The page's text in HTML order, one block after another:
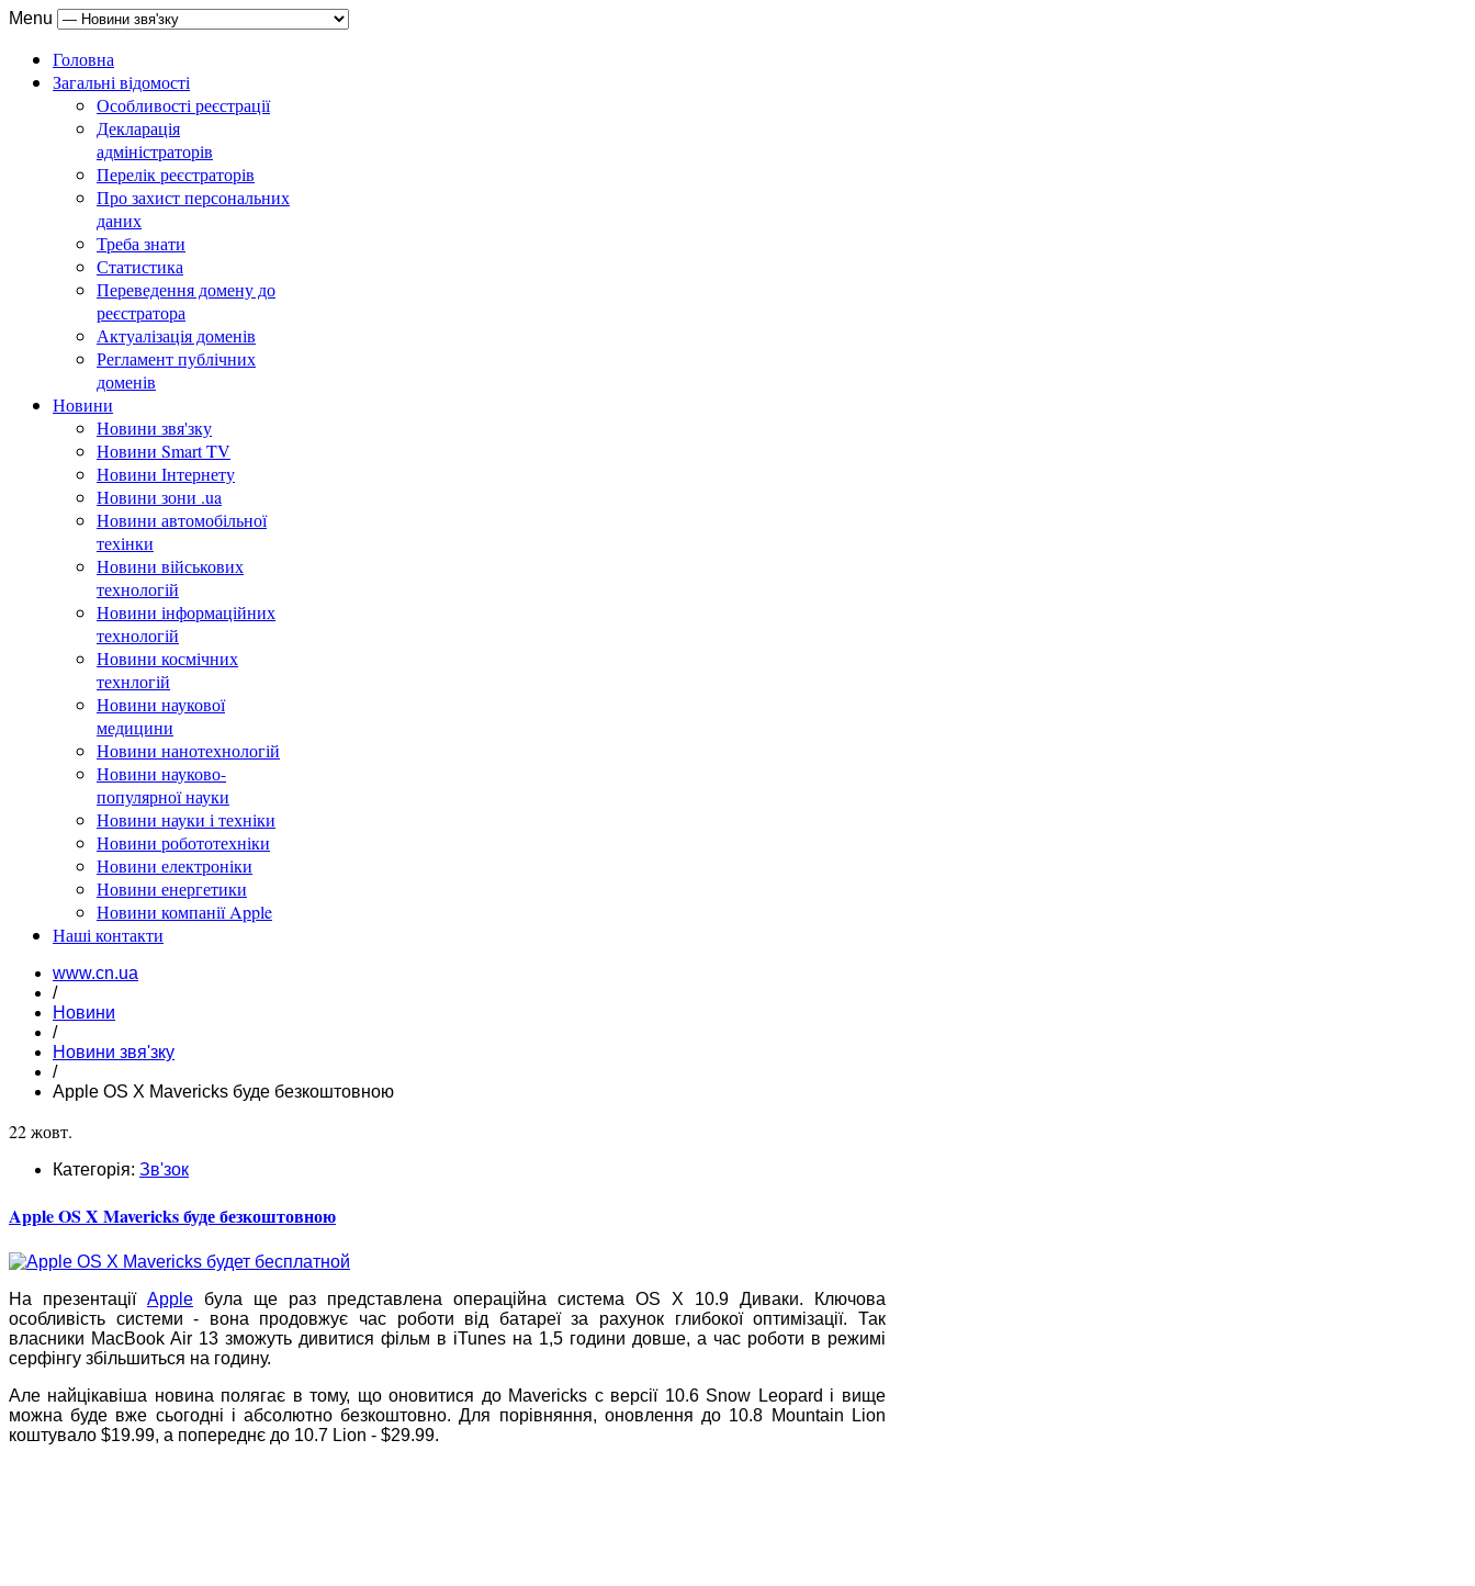
Menu
Головна
Загальні відомості
Особливості реєстрації
Декларація
адміністраторів
Перелік реєстраторів
Про захист персональних
даних
Треба знати
Статистика
Переведення домену до
реєстратора
Актуалізація доменів
Регламент публічних
доменів
Новини
Новини звя'зку
Новини Smart TV
Новини Інтернету
Новини зони .ua
Новини автомобільної
техінки
Новини військових
технологій
Новини інформаційних
технологій
Новини космічних
технлогій
Новини наукової
медицини
Новини нанотехнологій
Новини науково-
популярної науки
Новини науки і техніки
Новини робототехніки
Новини електроніки
Новини енергетики
Новини компанії Apple
Наші контакти
www.cn.ua
/
Новини
/
Новини звя'зку
/
Apple OS X Mavericks буде безкоштовною
22 жовт.
Категорія: Зв'зок
Apple OS X Mavericks буде безкоштовною
На презентації Appleбула ще раз представлена операційна система OS X 10.9 Диваки. Ключова
особливість системи - вона продовжує час роботи від батареї за рахунок глибокої оптимізації. Так
власники MacBook Air 13 зможуть дивитися фільм в iTunes на 1,5 години довше, а час роботи в режимі
серфінгу збільшиться на годину.
Але найцікавіша новина полягає в тому, що оновитися до Mavericks c версії 10.6 Snow Leopard і вище
можна буде вже сьогодні і абсолютно безкоштовно. Для порівняння, оновлення до 10.8 Mountain Lion
коштувало $19.99, а попереднє до 10.7 Lion - $29.99.